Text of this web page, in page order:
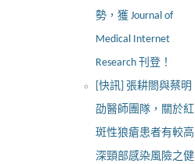
勢，獲 Journal of
Medical Internet
Research 刊登！
[快訊] 張耕閤與蔡明
劭醫師團隊，關於紅
斑性狼瘡患者有較高
深頸部感染風險之健